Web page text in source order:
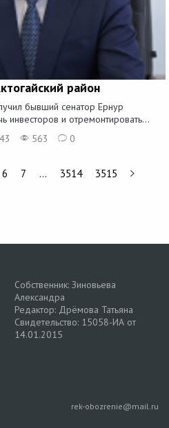
район
бывший сенатор Ернур
инвесторов и отремонтировать...
563 0
6 7 … 3514 3515
Собственник: Зиновьева
Александра
Редактор: Дрёмова Татьяна
Свидетельство: 15058-ИА от
14.01.2015
rek-obozrenie@mail.ru